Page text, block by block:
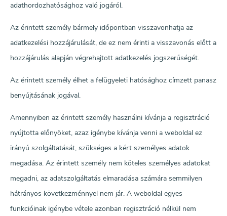
adathordozhatósághoz való jogáról.
Az érintett személy bármely időpontban visszavonhatja az
adatkezelési hozzájárulását, de ez nem érinti a visszavonás előtt a
hozzájárulás alapján végrehajtott adatkezelés jogszerűségét.
Az érintett személy élhet a felügyeleti hatósághoz címzett panasz
benyújtásának jogával.
Amennyiben az érintett személy használni kívánja a regisztráció
nyújtotta előnyöket, azaz igénybe kívánja venni a weboldal ez
irányú szolgáltatását, szükséges a kért személyes adatok
megadása. Az érintett személy nem köteles személyes adatokat
megadni, az adatszolgáltatás elmaradása számára semmilyen
hátrányos következménnyel nem jár. A weboldal egyes
funkcióinak igénybe vétele azonban regisztráció nélkül nem